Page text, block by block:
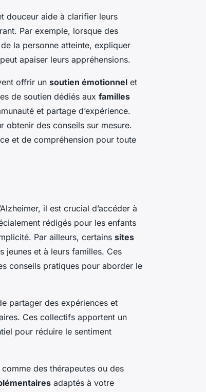
douceur aide à clarifier leurs
Par exemple, lorsque des
de la personne atteinte, expliquer
apaiser leurs appréhensions.
offrir un soutien émotionnel et
de soutien dédiés aux familles
et partage d’expérience.
obtenir des conseils sur mesure.
et de compréhension pour toute
il est crucial d’accéder à
rédigés pour les enfants
Par ailleurs, certains sites
jeunes et à leurs familles. Ces
conseils pratiques pour aborder le
partager des expériences et
Ces collectifs apportent un
pour réduire le sentiment
comme des thérapeutes ou des
adaptés à votre